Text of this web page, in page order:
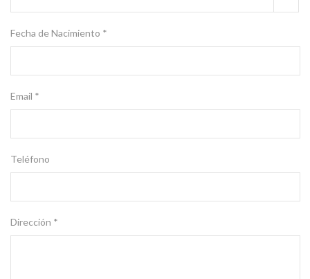
Fecha de Nacimiento *
Email *
Teléfono
Dirección *